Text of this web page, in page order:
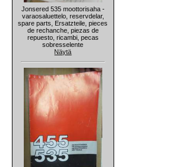
Jonsered 535 moottorisaha -
varaosaluettelo, reservdelar,
spare parts, Ersatzteile, pieces
de rechanche, piezas de
repuesto, ricambi, pecas
sobresselente
Näytä